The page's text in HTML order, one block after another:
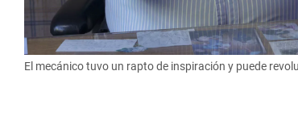
El mecánico tuvo un rapto de inspiración y puede